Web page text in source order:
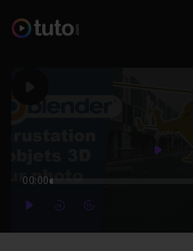
Play
00:00
PlayForwardForward